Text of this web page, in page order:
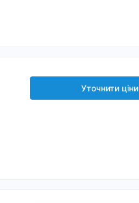
Уточнити ціни